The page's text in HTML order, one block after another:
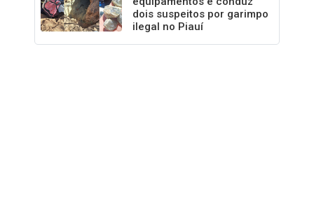
dois suspeitos por garimpo
ilegal no Piauí